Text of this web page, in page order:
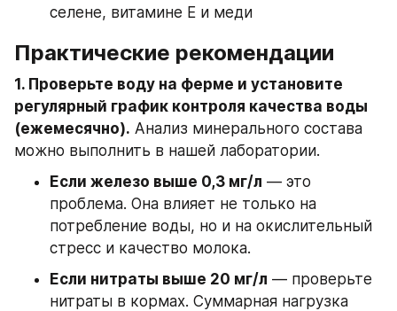
селене, витамине E и меди
Практические рекомендации
1. Проверьте воду на ферме и установите
регулярный график контроля качества воды
(ежемесячно). Анализ минерального состава
можно выполнить в нашей лаборатории.
Если железо выше 0,3 мг/л — это
проблема. Она влияет не только на
потребление воды, но и на окислительный
стресс и качество молока.
Если нитраты выше 20 мг/л — проверьте
нитраты в кормах. Суммарная нагрузка